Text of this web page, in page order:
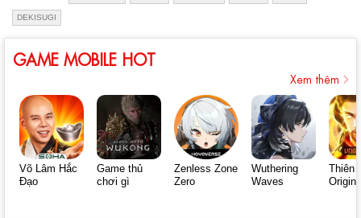
DEKISUGI
GAME MOBILE HOT
Xem thêm
Võ Lâm Hắc
Đạo
Game thủ
chơi gì
Zenless Zone
Zero
Wuthering
Waves
Thiên
Origin